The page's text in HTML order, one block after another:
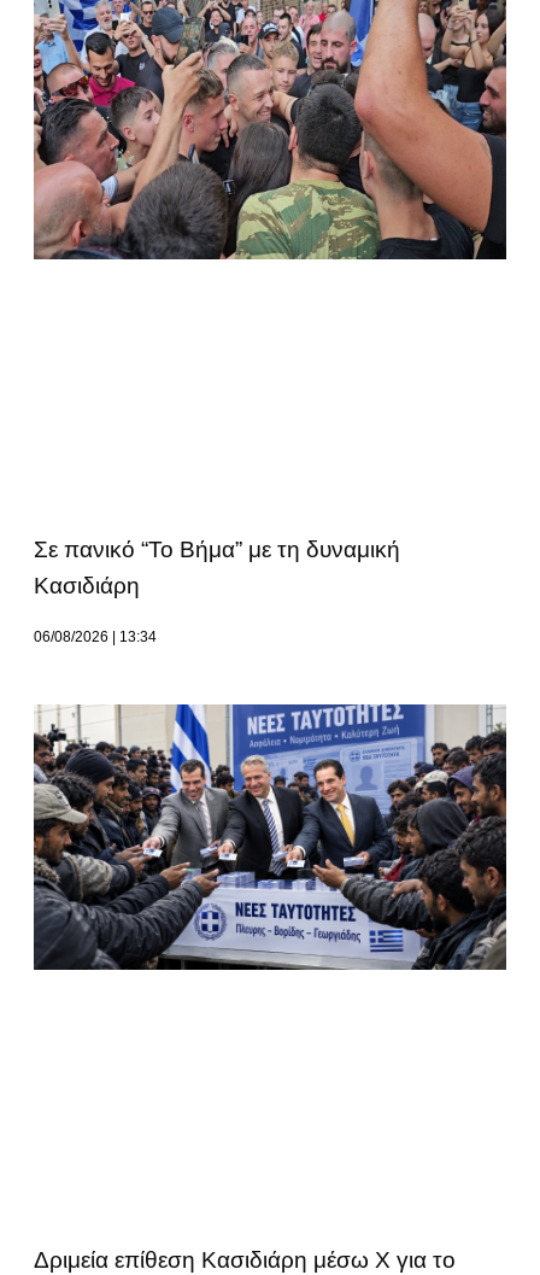
Σε πανικό “Το Βήμα” με τη δυναμική
Κασιδιάρη
06/08/2026 13:34
Δριμεία επίθεση Κασιδιάρη μέσω Χ για το